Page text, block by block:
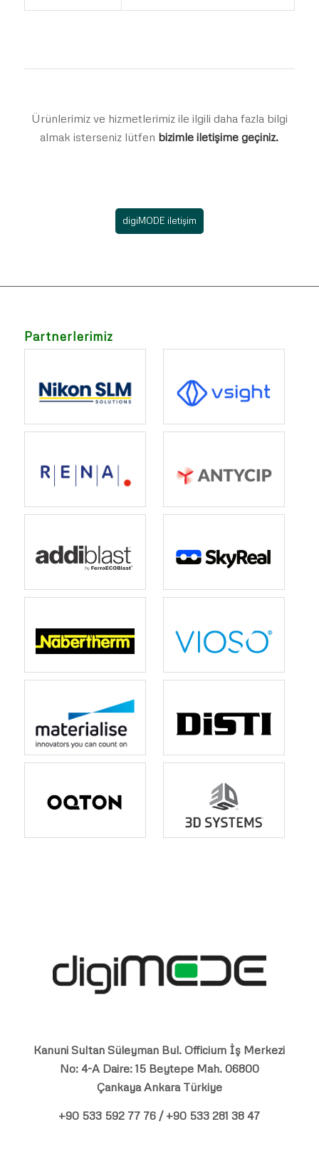
Ürünlerimiz ve hizmetlerimiz ile ilgili daha fazla bilgi
almak isterseniz lütfen bizimle iletişime geçiniz.
digiMODE iletişim
Partnerlerimiz
Kanuni Sultan Süleyman Bul. Officium İş Merkezi
No: 4-A Daire: 15 Beytepe Mah. 06800
Çankaya Ankara Türkiye
+90 533 592 77 76 / +90 533 281 38 47